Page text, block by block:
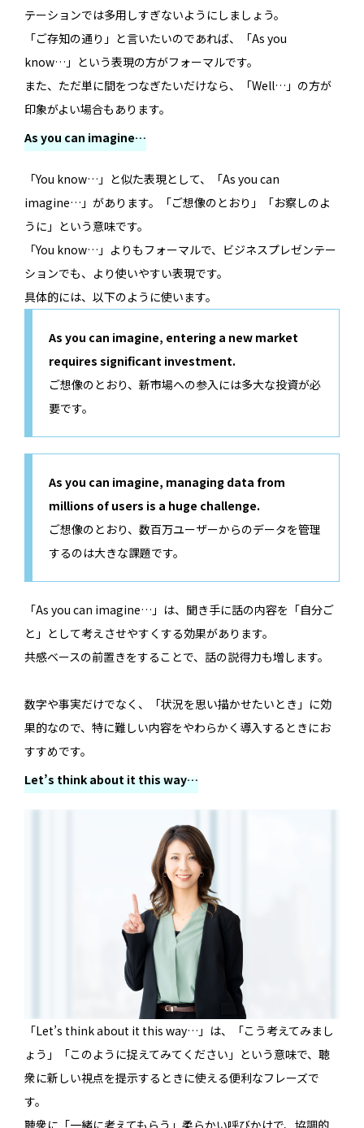
テーションでは多用しすぎないようにしましょう。
「ご存知の通り」と言いたいのであれば、「As you
know…」という表現の方がフォーマルです。
また、ただ単に間をつなぎたいだけなら、「Well…」の方が
印象がよい場合もあります。
As you can imagine…
「You know…」と似た表現として、「As you can
imagine…」があります。「ご想像のとおり」「お察しのよ
うに」という意味です。
「You know…」よりもフォーマルで、ビジネスプレゼンテー
ションでも、より使いやすい表現です。
具体的には、以下のように使います。
As you can imagine, entering a new market
requires significant investment.
ご想像のとおり、新市場への参入には多大な投資が必
要です。
As you can imagine, managing data from
millions of users is a huge challenge.
ご想像のとおり、数百万ユーザーからのデータを管理
するのは大きな課題です。
「As you can imagine…」は、聞き手に話の内容を「自分ご
と」として考えさせやすくする効果があります。
共感ベースの前置きをすることで、話の説得力も増します。
数字や事実だけでなく、「状況を思い描かせたいとき」に効
果的なので、特に難しい内容をやわらかく導入するときにお
すすめです。
Let’s think about it this way…
「Let’s think about it this way…」は、「こう考えてみまし
ょう」「このように捉えてみてください」という意味で、聴
衆に新しい視点を提示するときに使える便利なフレーズで
す。